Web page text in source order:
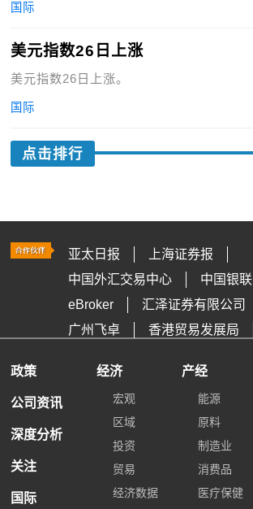
国际
美元指数26日上涨
美元指数26日上涨。
国际
点击排行
亚太日报
上海证券报
中国外汇交易中心
中国银联
eBroker
汇泽证券有限公司
广州飞卓
香港贸易发展局
政策
公司资讯
深度分析
关注
国际
经济
宏观
区域
投资
贸易
经济数据
产经
能源
原料
制造业
消费品
医疗保健